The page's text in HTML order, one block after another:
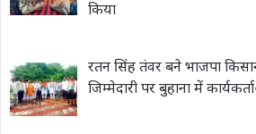
किया
रतन सिंह तंवर बने भाजपा
जिम्मेदारी पर बुहाना में